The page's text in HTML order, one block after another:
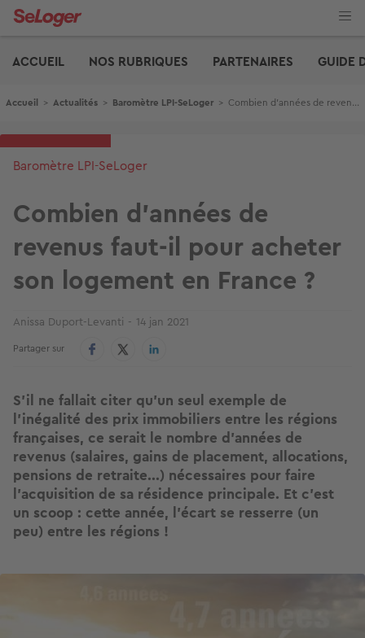
Aller
ACCUEIL
NOS RUBRIQUES PARTENAIRES GUIDE
Fil d'Ariane
Accueil > Actualités > Baromètre LPI-SeLoger > Combien d’années de revenus faut-il pour acheter son logement en France ?
Baromètre LPI-SeLoger
Combien d’années de
revenus faut-il pour acheter
son logement en France ?
Anissa Duport-Levanti 14 jan 2021
Partager sur
S’il ne fallait citer qu'un seul exemple de
l’inégalité des prix immobiliers entre les régions
françaises, ce serait le nombre d’années de
revenus (salaires, gains de placement, allocations,
pensions de retraite...) nécessaires pour faire
l'acquisition de sa résidence principale. Et c'est
un scoop : cette année, l’écart se resserre (un
peu) entre les régions !
Image